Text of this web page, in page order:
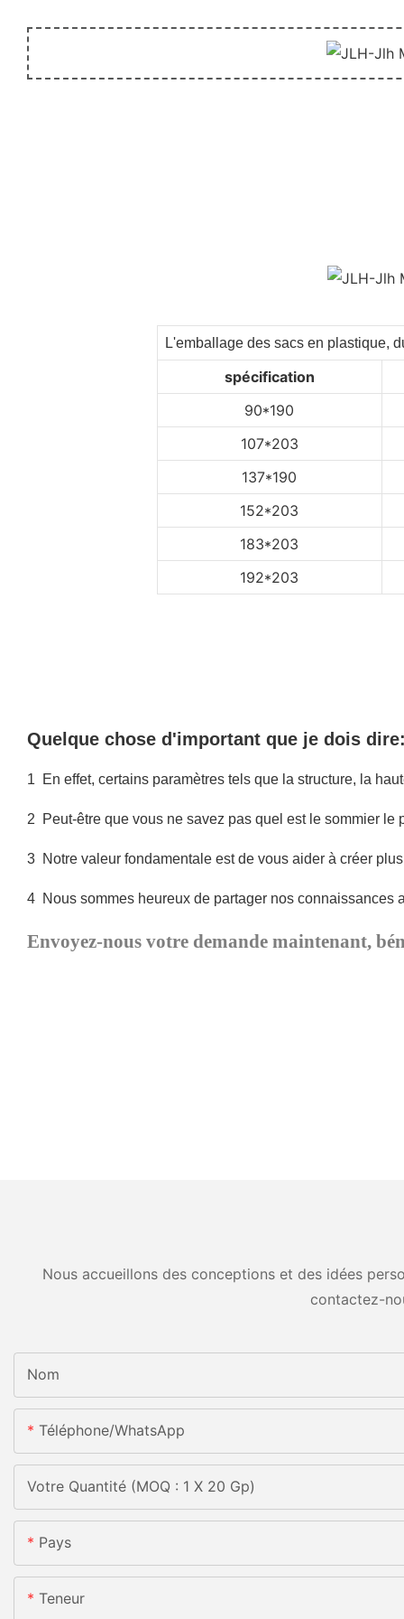
L'emballage des sacs en plastique,
spécification
90*190
107*203
137*190
152*203
183*203
192*203
Quelque chose d'important que je dois
1 En effet, certains paramètres tels que la structure, la
2 Peut-être que vous ne savez pas quel est le sommier
3 Notre valeur fondamentale est de vous aider à créer
4 Nous sommes heureux de partager nos connaissances
Envoyez-nous votre demande maintenant,
Nous accueillons des conceptions et des idées
contactez-
Nom
Téléphone/WhatsApp
Votre Quantité (MOQ : 1 X 20 Gp)
Pays
Teneur